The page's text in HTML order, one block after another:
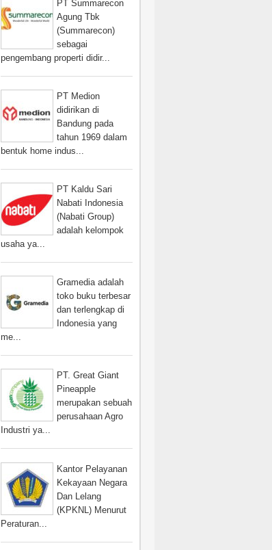
PT Summarecon
Agung Tbk
(Summarecon)
sebagai
pengembang properti didir...
PT Medion
didirikan di
Bandung pada
tahun 1969 dalam
bentuk home indus...
PT Kaldu Sari
Nabati Indonesia
(Nabati Group)
adalah kelompok
usaha ya...
Gramedia adalah
toko buku terbesar
dan terlengkap di
Indonesia yang
me...
PT. Great Giant
Pineapple
merupakan sebuah
perusahaan Agro
Industri ya...
Kantor Pelayanan
Kekayaan Negara
Dan Lelang
(KPKNL) Menurut
Peraturan...